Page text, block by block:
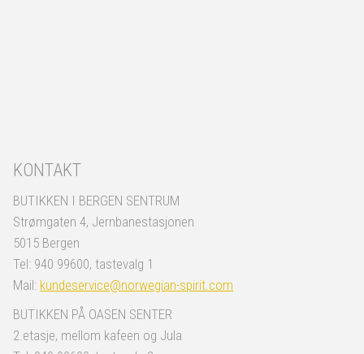
KONTAKT
BUTIKKEN I BERGEN SENTRUM
Strømgaten 4, Jernbanestasjonen
5015 Bergen
Tel: 940 99600, tastevalg 1
Mail: kundeservice@norwegian-spirit.com
BUTIKKEN PÅ OASEN SENTER
2.etasje, mellom kafeen og Jula